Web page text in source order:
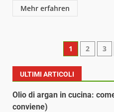
Mehr erfahren
degli
articoli
1 2 3
ULTIMI ARTICOLI
Olio di argan in cucina:
conviene)